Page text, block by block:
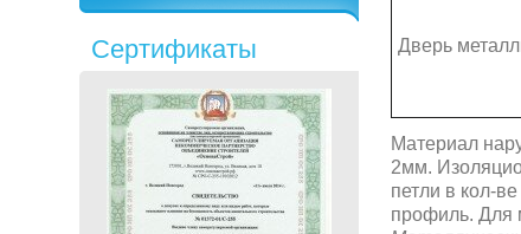
Дверь
Материал
2мм.
петли в кол-
профиль. Для
Сертификаты